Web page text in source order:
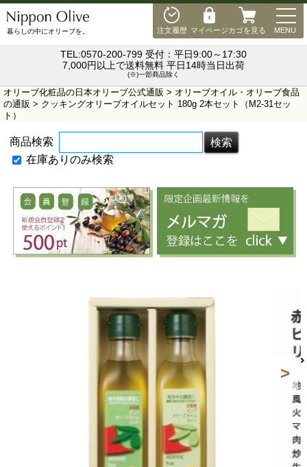
注文履歴 マイページカゴを見る MENU
暮らしの中にオリーブを。
TEL:0570-200-799 受付：平日9:00～17:30
7,000円以上で送料無料 平日14時当日出荷
(※)一部商品除く
オリーブ化粧品の日本オリーブ公式通販 > オリーブオイル・オリーブ食品
の通販 > クッキングオリーブオイルセット 180g 2本セット（M2-31セッ
ト）
商品検索
在庫ありのみ検索